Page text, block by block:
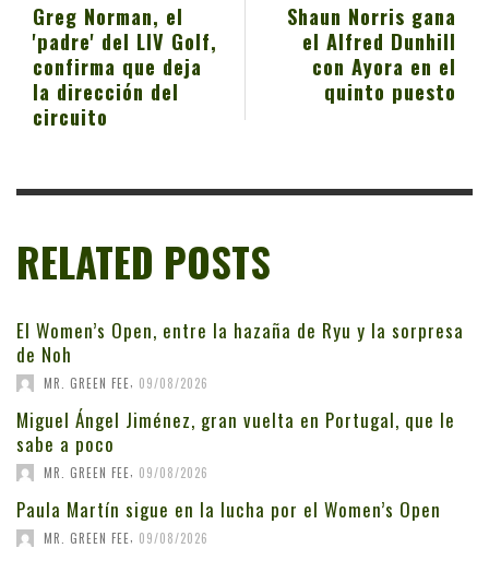
Shaun Norris gana
el Alfred Dunhill
con Ayora en el
quinto puesto
Greg Norman, el
'padre' del LIV Golf,
confirma que deja
la dirección del
circuito
RELATED POSTS
El Women’s Open, entre la hazaña de Ryu y la sorpresa
de Noh
MR. GREEN FEE, 09/08/2026
Miguel Ángel Jiménez, gran vuelta en Portugal, que le
sabe a poco
MR. GREEN FEE 09/08/2026
Paula Martín sigue en la lucha por el Women’s Open
MR. GREEN FEE 09/08/2026